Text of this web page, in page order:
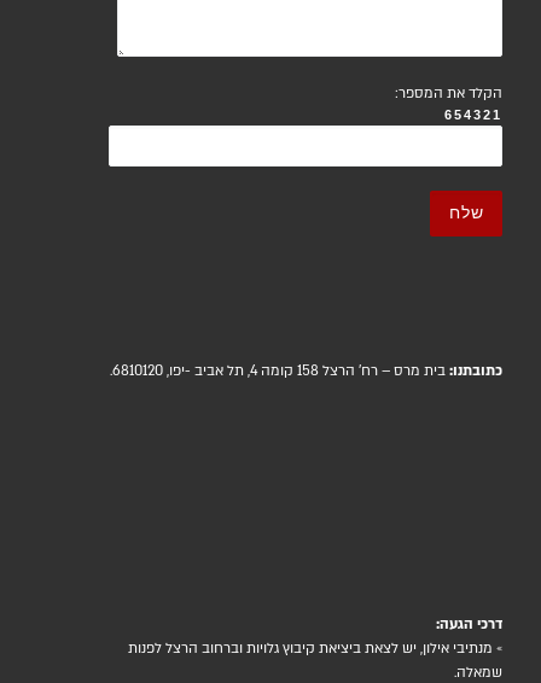
הקלד את המספר:
654321
כתובתנו:בית מרס – רח' הרצל 158 קומה 4, תל אביב -יפו, 6810120.
דרכי הגעה:
» מנתיבי אילון, יש לצאת ביציאת קיבוץ גלויות וברחוב הרצל לפנות
שמאלה.